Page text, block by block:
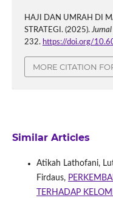
HAJI DAN UMRAH DI
STRATEGI. (2025).
232. https://doi.org/
MORE CITATION
Similar Articles
Atikah Lathofani,
Firdaus,
TERHADAP